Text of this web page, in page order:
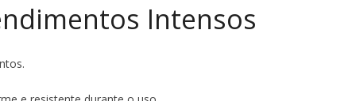
Intensos